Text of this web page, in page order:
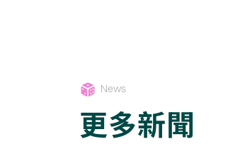
News
更多新聞